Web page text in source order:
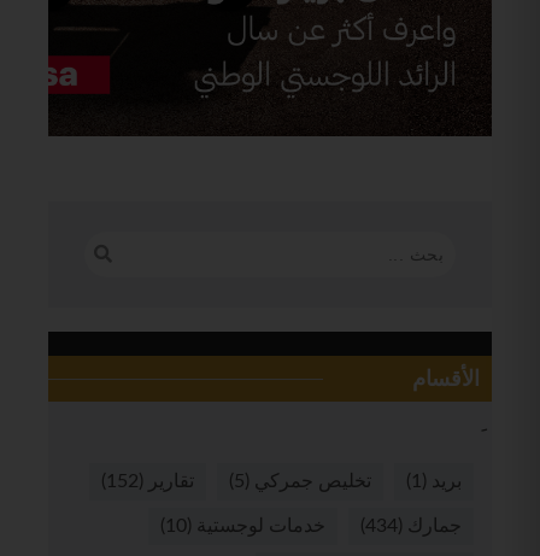
الأقسام
بريد (1) تخليص جمركي (5) تقارير (152)
جمارك (434) خدمات لوجستية (10)